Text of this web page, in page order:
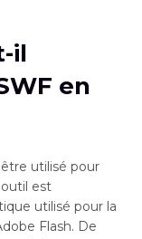
fichier SWF
SWF
il
en
utilisé pour
est
utilisé pour la
Flash. De